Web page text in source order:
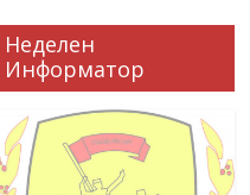
Неделен
Информатор